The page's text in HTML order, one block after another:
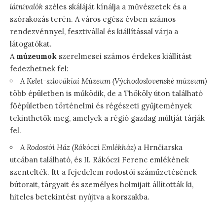
látnivalók széles skáláját kínálja a művészetek és a
szórakozás terén. A város egész évben számos
rendezvénnyel, fesztivállal és kiállítással várja a
látogatókat.
A múzeumok szerelmesei számos érdekes kiállítást
fedezhetnek fel:
AKelet-szlovákiai Múzeum (Východoslovenské múzeum)
több épületben is működik, de a Thököly úton található
főépületben történelmi és régészeti gyűjtemények
tekinthetők meg, amelyek a régió gazdag múltját tárják
fel.
ARodostói Ház (Rákóczi Emlékház) a Hrnčiarska
utcában található, és II. Rákóczi Ferenc emlékének
szentelték. Itt a fejedelem rodostói száműzetésének
bútorait, tárgyait és személyes holmijait állították ki,
hiteles betekintést nyújtva a korszakba.